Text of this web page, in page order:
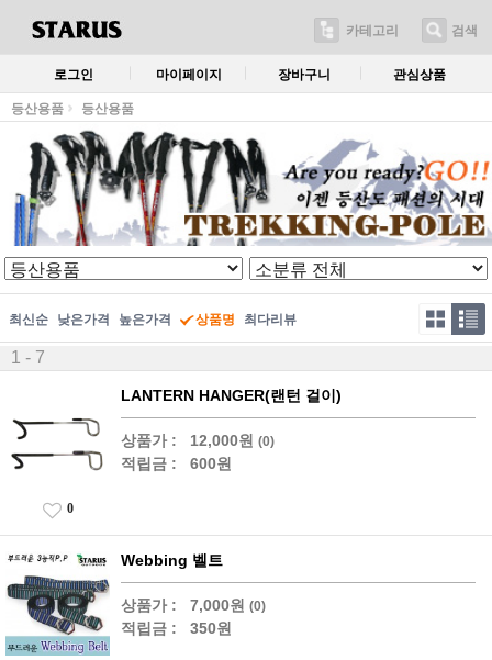
카테고리 검색
로그인 마이페이지 장바구니 관심상품
등산용품 등산용품
최신순 낮은가격 높은가격 상품명 최다리뷰
1 - 7
LANTERN HANGER(랜턴 걸이)
상품가 : 12,000원 (0)
적립금 : 600원
0
Webbing 벨트
상품가 : 7,000원 (0)
적립금 : 350원